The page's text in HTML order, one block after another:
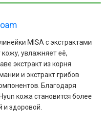
MISA с экстрактами
увлажняет её,
экстракт из корня
и экстракт грибов
Благодаря
кожа становится более
и здоровой.